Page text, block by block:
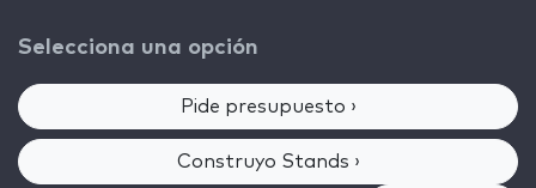
Selecciona una opción
Pide presupuesto ›
Construyo Stands ›